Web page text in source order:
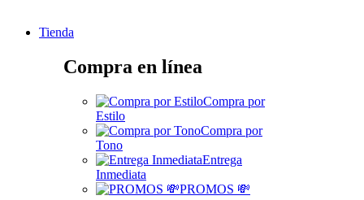
Tienda
Compra en línea
Compra por
Estilo
Compra por
Tono
Entrega
Inmediata
PROMOS 💸